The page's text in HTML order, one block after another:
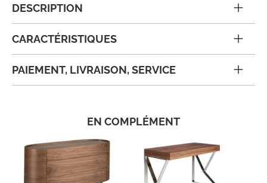
DESCRIPTION
CARACTÉRISTIQUES
PAIEMENT, LIVRAISON, SERVICE
EN COMPLÉMENT